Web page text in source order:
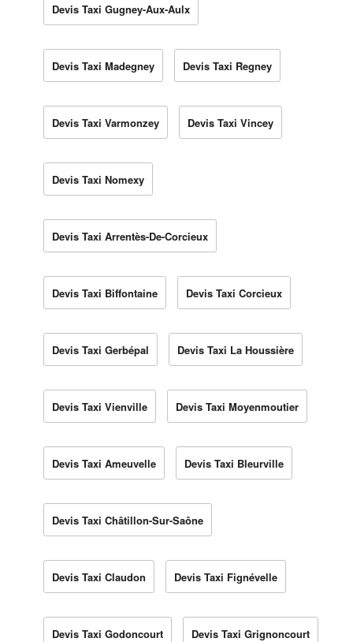
Devis Taxi Gugney-Aux-Aulx
Devis Taxi Madegney Devis Taxi Regney
Devis Taxi Varmonzey Devis Taxi Vincey
Devis Taxi Nomexy
Devis Taxi Arrentès-De-Corcieux
Devis Taxi Biffontaine Devis Taxi Corcieux
Devis Taxi Gerbépal Devis Taxi La Houssière
Devis Taxi Vienville Devis Taxi Moyenmoutier
Devis Taxi Ameuvelle Devis Taxi Bleurville
Devis Taxi Châtillon-Sur-Saône
Devis Taxi Claudon Devis Taxi Fignévelle
Devis Taxi Godoncourt Devis Taxi Grignoncourt